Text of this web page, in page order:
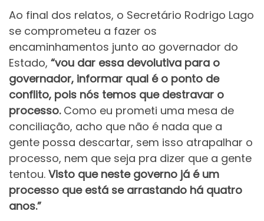
Ao final dos relatos, o Secretário Rodrigo Lago
se comprometeu a fazer os
encaminhamentos junto ao governador do
Estado, “vou dar essa devolutiva para o
governador, informar qual é o ponto de
conflito, pois nós temos que destravar o
processo. Como eu prometi uma mesa de
conciliação, acho que não é nada que a
gente possa descartar, sem isso atrapalhar o
processo, nem que seja pra dizer que a gente
tentou. Visto que neste governo já é um
processo que está se arrastando há quatro
anos.”